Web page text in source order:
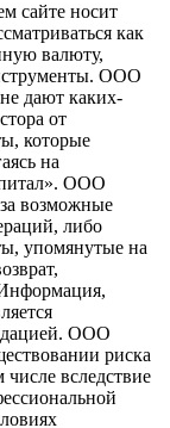
сайте носит
как
валюту,
ООО
дают каких-
от
которые
на
ООО
возможные
либо
упомянутые на
ООО
риска
вследствие